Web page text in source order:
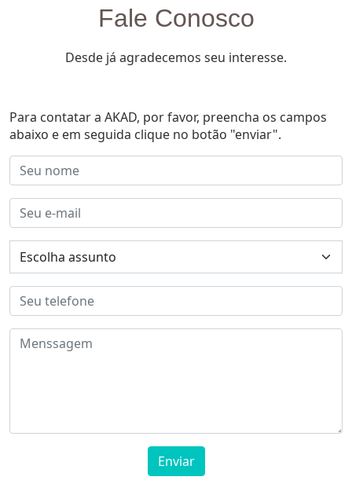
Fale Conosco
Desde já agradecemos seu interesse.
Para contatar a AKAD, por favor, preencha os campos
abaixo e em seguida clique no botão "enviar".
Enviar